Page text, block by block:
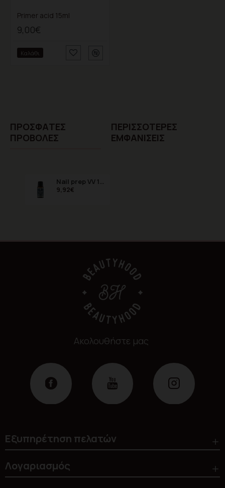
Primer acid 15ml
9,00€
Καλάθι
ΠΡΌΣΦΑTΕΣ
ΠΡΟΒΟΛΈΣ
ΠΕΡΙΣΣΌΤΕΡΕΣ
ΕΜΦΑΝΊΣΕΙΣ
Nail prep VV 15ml ενάντια σε υγρασία και λιπαρότητα
9,92€
Ακολουθήστε μας
Εξυπηρέτηση πελατών
Λογαριασμός